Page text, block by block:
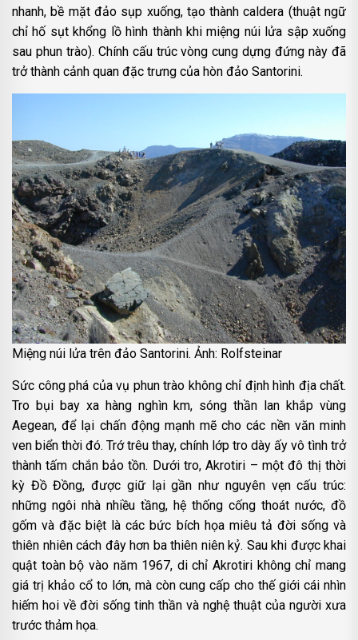
nhanh, bề mặt đảo sụp xuống, tạo thành caldera (thuật ngữ
chỉ hố sụt khổng lồ hình thành khi miệng núi lửa sập xuống
sau phun trào). Chính cấu trúc vòng cung dựng đứng này đã
trở thành cảnh quan đặc trưng của hòn đảo Santorini.
Miệng núi lửa trên đảo Santorini. Ảnh: Rolfsteinar
Sức công phá của vụ phun trào không chỉ định hình địa chất.
Tro bụi bay xa hàng nghìn km, sóng thần lan khắp vùng
Aegean, để lại chấn động mạnh mẽ cho các nền văn minh
ven biển thời đó. Trớ trêu thay, chính lớp tro dày ấy vô tình trở
thành tấm chắn bảo tồn. Dưới tro, Akrotiri – một đô thị thời
kỳ Đồ Đồng, được giữ lại gần như nguyên vẹn cấu trúc:
những ngôi nhà nhiều tầng, hệ thống cống thoát nước, đồ
gốm và đặc biệt là các bức bích họa miêu tả đời sống và
thiên nhiên cách đây hơn ba thiên niên kỷ. Sau khi được khai
quật toàn bộ vào năm 1967, di chỉ Akrotiri không chỉ mang
giá trị khảo cổ to lớn, mà còn cung cấp cho thế giới cái nhìn
hiếm hoi về đời sống tinh thần và nghệ thuật của người xưa
trước thảm họa.